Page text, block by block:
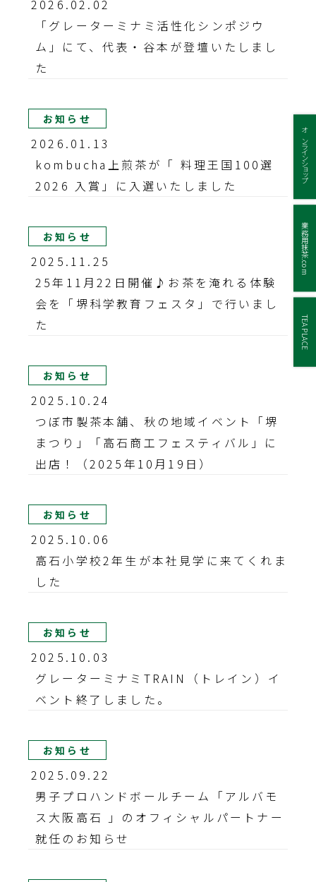
オンラインショップ
業務用抹茶.com
TEA PLACE
2026.02.02
「グレーターミナミ活性化シンポジウ
ム」にて、代表・谷本が登壇いたしまし
た
お知らせ
2026.01.13
kombucha上煎茶が「 料理王国100選
2026 入賞」に入選いたしました
お知らせ
2025.11.25
25年11月22日開催♪お茶を淹れる体験
会を「堺科学教育フェスタ」で行いまし
た
お知らせ
2025.10.24
つぼ市製茶本舗、秋の地域イベント「堺
まつり」「高石商工フェスティバル」に
出店！（2025年10月19日）
お知らせ
2025.10.06
高石小学校2年生が本社見学に来てくれま
した
お知らせ
2025.10.03
グレーターミナミTRAIN（トレイン）イ
ベント終了しました。
お知らせ
2025.09.22
男子プロハンドボールチーム「アルバモ
ス大阪高石 」のオフィシャルパートナー
就任のお知らせ